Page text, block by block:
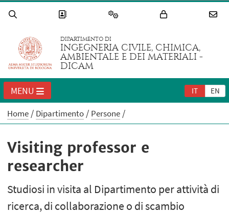
DIPARTIMENTO DI
INGEGNERIA CIVILE, CHIMICA,
AMBIENTALE E DEI MATERIALI -
DICAM
IT EN
MENU
Home Dipartimento Persone
Visiting professor e
researcher
Studiosi in visita al Dipartimento per attività di
ricerca, di collaborazione o di scambio